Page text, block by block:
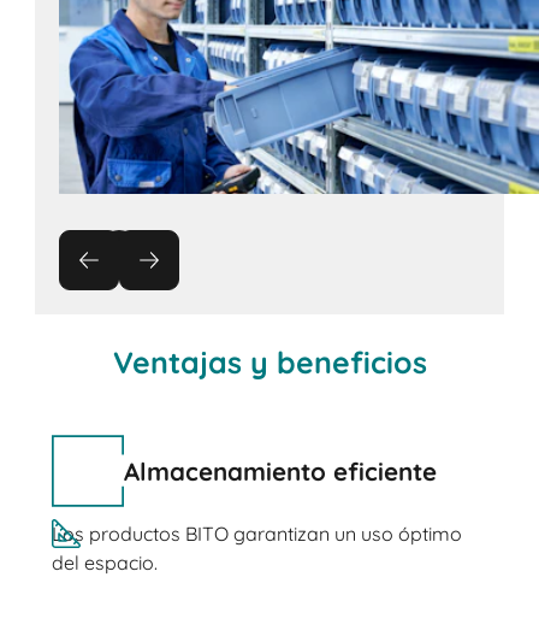
Ventajas y beneficios
Almacenamiento eficiente
Los productos BITO garantizan un uso óptimo
del espacio.